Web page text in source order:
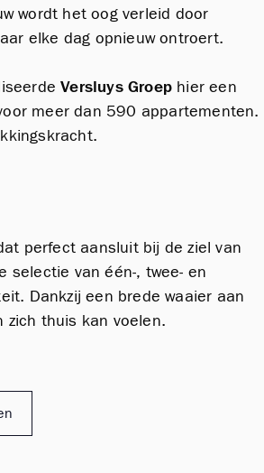
wordt het oog verleid door
elke dag opnieuw ontroert.
Versluys Groep hier een
meer dan 590 appartementen.
perfect aansluit bij de ziel van
selectie van één-, twee- en
Dankzij een brede waaier aan
zich thuis kan voelen.